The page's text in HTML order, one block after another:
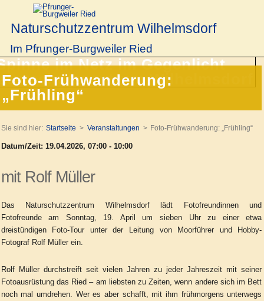
Naturschutzzentrum Wilhelmsdorf
Im Pfrunger-Burgweiler Ried
Foto-Frühwanderung:
„Frühling“
Sie sind hier: Startseite Veranstaltungen Foto-Frühwanderung: „Frühling“
Datum/Zeit: 19.04.2026, 07:00 - 10:00
mit Rolf Müller
Das Naturschutzzentrum Wilhelmsdorf lädt Fotofreundinnen und
Fotofreunde am Sonntag, 19. April um sieben Uhr zu einer etwa
dreistündigen Foto-Tour unter der Leitung von Moorführer und Hobby-
Fotograf Rolf Müller ein.
Rolf Müller durchstreift seit vielen Jahren zu jeder Jahreszeit mit seiner
Fotoausrüstung das Ried – am liebsten zu Zeiten,wenn andere sich im Bett
noch mal umdrehen. Wer es aber schafft, mit ihm frühmorgens unterwegs